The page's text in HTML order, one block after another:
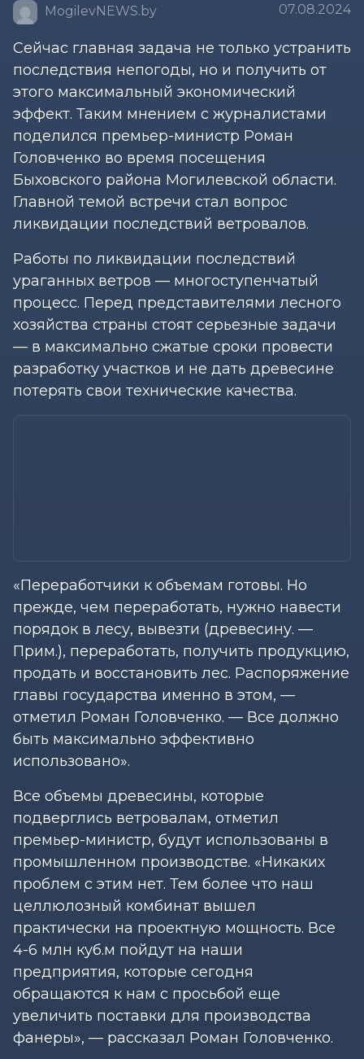
MogilevNEWS.by 07.08.2024
Сейчас главная задача не только устранить
последствия непогоды, но и получить от
этого максимальный экономический
эффект. Таким мнением с журналистами
поделился премьер-министр Роман
Головченко во время посещения
Быховского района Могилевской области.
Главной темой встречи стал вопрос
ликвидации последствий ветровалов.
Работы по ликвидации последствий
ураганных ветров — многоступенчатый
процесс. Перед представителями лесного
хозяйства страны стоят серьезные задачи
— в максимально сжатые сроки провести
разработку участков и не дать древесине
потерять свои технические качества.
«Переработчики к объемам готовы. Но
прежде, чем переработать, нужно навести
порядок в лесу, вывезти (древесину. —
Прим.), переработать, получить продукцию,
продать и восстановить лес. Распоряжение
главы государства именно в этом, —
отметил Роман Головченко. — Все должно
быть максимально эффективно
использовано».
Все объемы древесины, которые
подверглись ветровалам, отметил
премьер-министр, будут использованы в
промышленном производстве. «Никаких
проблем с этим нет. Тем более что наш
целлюлозный комбинат вышел
практически на проектную мощность. Все
4-6 млн куб.м пойдут на наши
предприятия, которые сегодня
обращаются к нам с просьбой еще
увеличить поставки для производства
фанеры», — рассказал Роман Головченко.